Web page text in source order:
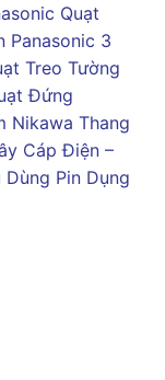
Quạt
Panasonic 3
Treo Tường
Đứng
Nikawa Thang
Cáp Điện –
Dùng Pin Dụng